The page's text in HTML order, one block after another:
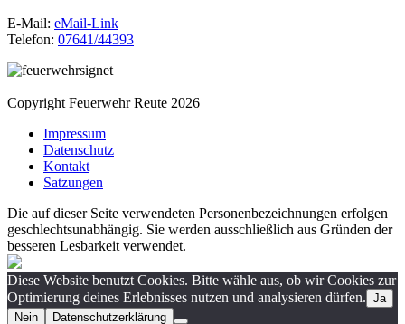
E-Mail: eMail-Link
Telefon: 07641/44393
Copyright Feuerwehr Reute 2026
Impressum
Datenschutz
Kontakt
Satzungen
Die auf dieser Seite verwendeten Personenbezeichnungen erfolgen
geschlechtsunabhängig. Sie werden ausschließlich aus Gründen der
besseren Lesbarkeit verwendet.
Diese Website benutzt Cookies. Bitte wähle aus, ob wir Cookies zur
Optimierung deines Erlebnisses nutzen und analysieren dürfen. Ja
Nein
Datenschutzerklärung